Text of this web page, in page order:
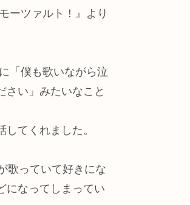
ーツァルト！』より
「僕も歌いながら泣
さい」みたいなこと
てくれました。
歌っていて好きにな
になってしまってい